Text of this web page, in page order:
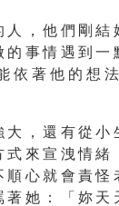
人，他們剛
事情遇到
依著他的想
，還有從小
式來宣洩情緒
心就會責
她：「妳天